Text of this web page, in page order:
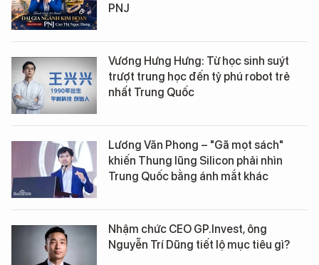
PNJ
Vương Hưng Hưng: Từ học sinh suýt
trượt trung học đến tỷ phú robot trẻ
nhất Trung Quốc
Lương Văn Phong – "Gã mọt sách"
khiến Thung lũng Silicon phải nhìn
Trung Quốc bằng ánh mắt khác
Nhậm chức CEO GP.Invest, ông
Nguyễn Trí Dũng tiết lộ mục tiêu gì?